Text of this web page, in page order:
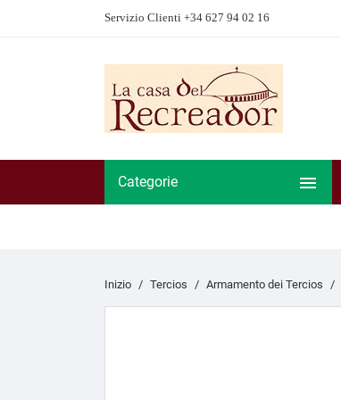
Servizio Clienti +34 627 94 02 16
Categorie 
Inizio Tercios Armamento dei Tercios